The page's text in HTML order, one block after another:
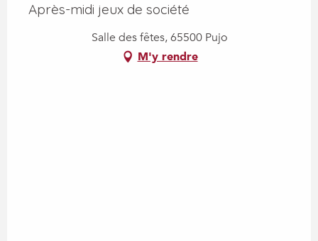
Après-midi jeux de société
Salle des fêtes, 65500 Pujo
M'y rendre